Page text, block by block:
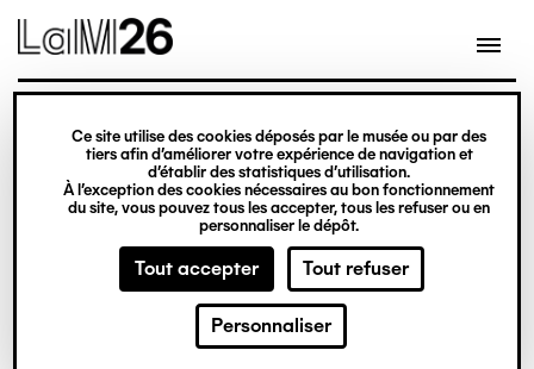
Gestion des cookies
Ce site utilise des cookies déposés par le musée ou par des
tiers afin d’améliorer votre expérience de navigation et
d’établir des statistiques d’utilisation.
À l’exception des cookies nécessaires au bon fonctionnement
du site, vous pouvez tous les accepter, tous les refuser ou en
personnaliser le dépôt.
Tout accepter Tout refuser
Personnaliser
contenu